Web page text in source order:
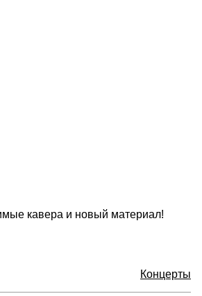
кавера и новый материал!
Концерты